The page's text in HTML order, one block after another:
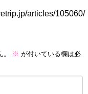
articles/105060/
※ が付いている欄は必